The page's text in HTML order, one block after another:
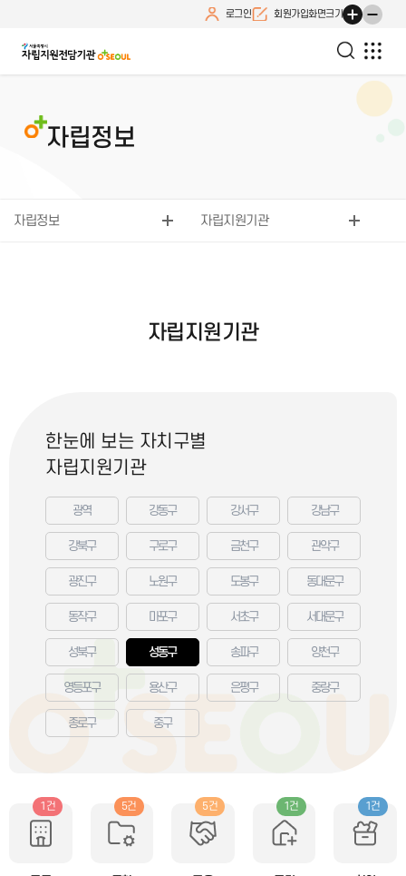
로그인 회원가입화면크기
자립정보
자립정보 자립지원기관
자립지원기관
한눈에 보는 자치구별
자립지원기관
광역 강동구 강서구 강남구
강북구 구로구 금천구 관악구
광진구 노원구 도봉구 동대문구
동작구 마포구 서초구 서대문구
성북구 성동구 송파구 양천구
영등포구 용산구 은평구 중랑구
종로구 중구
1건 5건 5건 1건 1건